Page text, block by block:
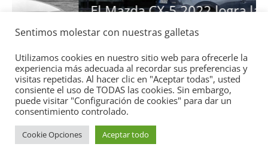
El Mazda CX-5 2022 logra la máxima
nota en las pruebas de seguridad del
IIHS
11 de noviembre de 2021 mospotter84 0
Copyright © 2026Academia del Motor
Sentimos molestar con nuestras galletas
Utilizamos cookies en nuestro sitio web para ofrecerle la
experiencia más adecuada al recordar sus preferencias y
visitas repetidas. Al hacer clic en "Aceptar todas", usted
consiente el uso de TODAS las cookies. Sin embargo,
puede visitar "Configuración de cookies" para dar un
consentimiento controlado.
Cookie Opciones Aceptar todo